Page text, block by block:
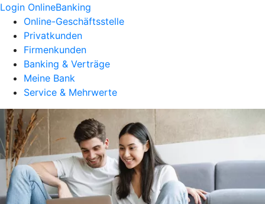
Login OnlineBanking
Online-Geschäftsstelle
Privatkunden
Firmenkunden
Banking & Verträge
Meine Bank
Service & Mehrwerte